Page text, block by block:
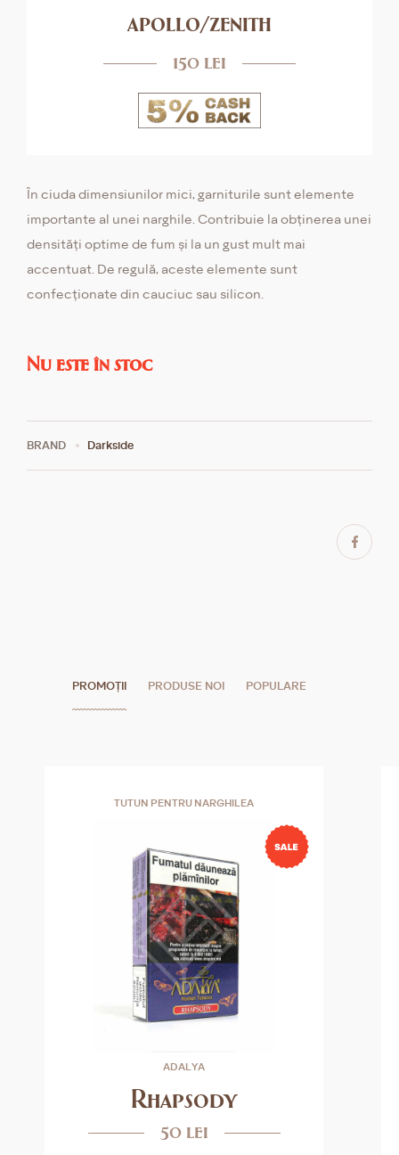
apollo/zenith
150 lei
În ciuda dimensiunilor mici, garniturile sunt elemente
importante al unei narghile. Contribuie la obținerea unei
densități optime de fum și la un gust mult mai
accentuat. De regulă, aceste elemente sunt
confecționate din cauciuc sau silicon.
Nu este în stoc
BRAND Darkside
PROMOȚII PRODUSE NOI POPULARE
TUTUN PENTRU NARGHILEA
ADALYA
Rhapsody
50 lei